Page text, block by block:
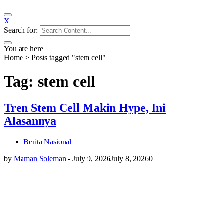
X
Search for:
You are here
Home > Posts tagged "stem cell"
Tag: stem cell
Tren Stem Cell Makin Hype, Ini
Alasannya
Berita Nasional
by Maman Soleman - July 9, 2026July 8, 20260